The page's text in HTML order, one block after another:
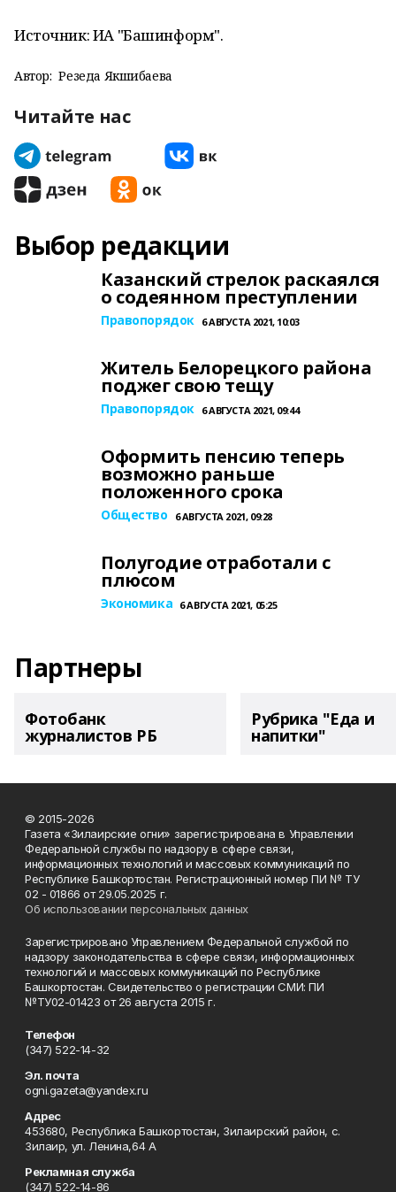
Источник: ИА "Башинформ".
Автор: Резеда Якшибаева
Читайте нас
Выбор редакции
Казанский стрелок раскаялся
о содеянном преступлении
Правопорядок 6 АВГУСТА 2021, 10:03
Житель Белорецкого района
поджег свою тещу
Правопорядок 6 АВГУСТА 2021, 09:44
Оформить пенсию теперь
возможно раньше
положенного срока
Общество 6 АВГУСТА 2021, 09:28
Полугодие отработали с
плюсом
Экономика 6 АВГУСТА 2021, 05:25
Партнеры
Фотобанк
журналистов РБ
Рубрика "Еда и
напитки"
© 2015-2026
Газета «Зилаирские огни» зарегистрирована в Управлении
Федеральной службы по надзору в сфере связи,
информационных технологий и массовых коммуникаций по
Республике Башкортостан. Регистрационный номер ПИ № ТУ
02 - 01866 от 29.05.2025 г.
Об использовании персональных данных
Зарегистрировано Управлением Федеральной службой по
надзору законодательства в сфере связи, информационных
технологий и массовых коммуникаций по Республике
Башкортостан. Свидетельство о регистрации СМИ: ПИ
№ТУ02-01423 от 26 августа 2015 г.
Телефон
(347) 522-14-32
Эл. почта
ogni.gazeta@yandex.ru
Адрес
453680, Республика Башкортостан, Зилаирский район, с.
Зилаир, ул. Ленина,64 А
Рекламная служба
(347) 522-14-86